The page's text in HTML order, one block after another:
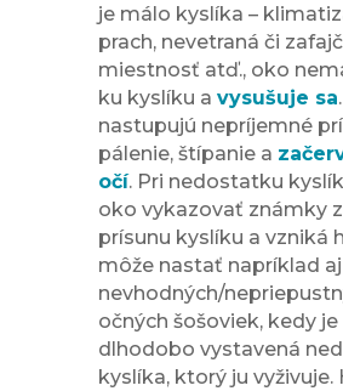
je málo kyslíka –
prach, nevetraná či
miestnosť atď., oko
ku kyslíku a vysušuje sa
nastupujú nepríjemné
pálenie, štípanie a
očí. Pri nedostatku
oko vykazovať známky
prísunu kyslíku a vzniká
môže nastať napríklad
nevhodných/
očných šošoviek, kedy
dlhodobo vystavená
kyslíka, ktorý ju vyživuje.